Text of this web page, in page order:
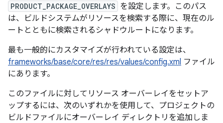
PRODUCT_PACKAGE_OVERLAYS を設定します。このパス
は、ビルドシステムがリソースを検索する際に、現在のル
ートとともに検索されるシャドウルートになります。
最も一般的にカスタマイズが行われている設定は、
frameworks/base/core/res/res/values/config.xml ファイル
にあります。
このファイルに対してリソース オーバーレイをセットア
ップするには、次のいずれかを使用して、プロジェクトの
ビルドファイルにオーバーレイ ディレクトリを追加しま